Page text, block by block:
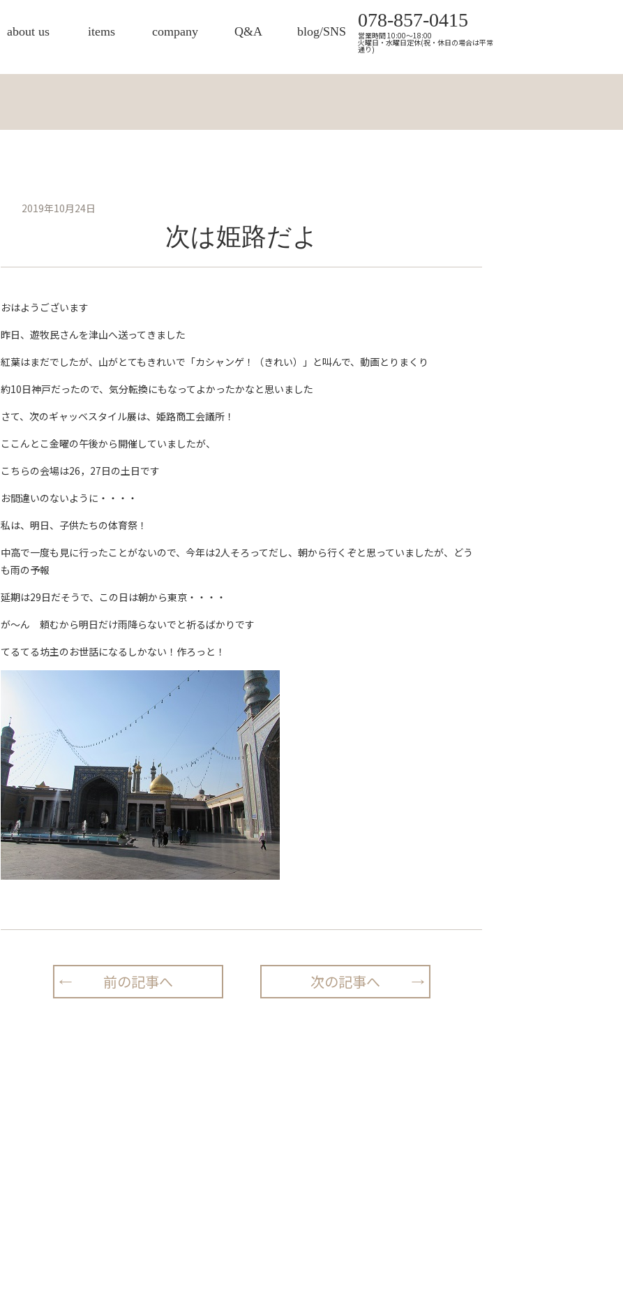
about us items company Q&A blog/SNS
078-857-0415
営業時間 10:00～18:00
火曜日・水曜日定休(祝・休日の場合は平常
通り)
2019年10月24日
次は姫路だよ
おはようございます
昨日、遊牧民さんを津山へ送ってきました
紅葉はまだでしたが、山がとてもきれいで「カシャンゲ！（きれい）」と叫んで、動画とりまくり
約10日神戸だったので、気分転換にもなってよかったかなと思いました
さて、次のギャッベスタイル展は、姫路商工会議所！
ここんとこ金曜の午後から開催していましたが、
こちらの会場は26，27日の土日です
お間違いのないように・・・・
私は、明日、子供たちの体育祭！
中高で一度も見に行ったことがないので、今年は2人そろってだし、朝から行くぞと思っていましたが、どう
も雨の予報
延期は29日だそうで、この日は朝から東京・・・・
が～ん 頼むから明日だけ雨降らないでと祈るばかりです
てるてる坊主のお世話になるしかない！作ろっと！
前の記事へ 次の記事へ